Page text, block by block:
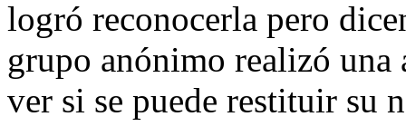
logró reconocerla pero
grupo anónimo realizó
ver si se puede restituir su